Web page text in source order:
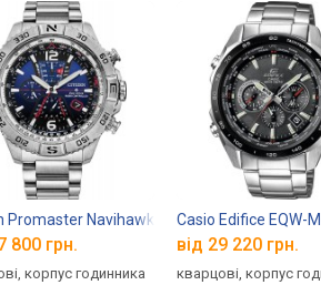
56X
Promaster Navihawk A-T AT8220-55L
800 грн.
корпус годинника
Casio Edifice EQW-
від 29 220 грн.
кварцові, корпус